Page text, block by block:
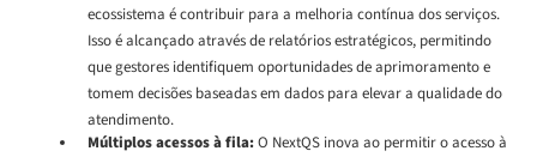
ecossistema é contribuir para a melhoria contínua dos serviços.
Isso é alcançado através de relatórios estratégicos, permitindo
que gestores identifiquem oportunidades de aprimoramento e
tomem decisões baseadas em dados para elevar a qualidade do
atendimento.
Múltiplos acessos à fila:O NextQS inova ao permitir o acesso à